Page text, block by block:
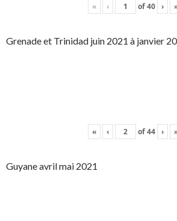
« ‹ of40 ›
Grenade et Trinidad juin 2021 à janvier
« ‹ of44 ›
Guyane avril mai 2021